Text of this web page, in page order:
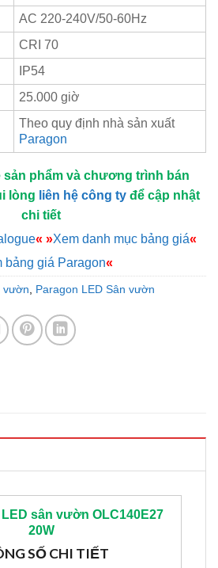
AC 220-240V/50-60Hz
CRI 70
IP54
25.000 giờ
Theo quy định nhà sản xuất
Paragon
sản phẩm và chương trình bán
lòng liên hệ công ty để cập nhật
chi tiết
« »Xem danh mục bảng giá«
bảng giá Paragon«
vườn, Paragon LED Sân vườn
sân vườn OLC140E27
20W
SỐ CHI TIẾT